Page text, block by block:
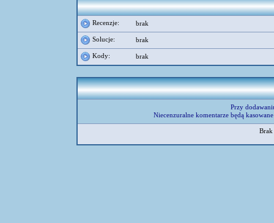
Recenzje: brak
Solucje: brak
Kody: brak
Przy
Niecenzuralne komentarze będą